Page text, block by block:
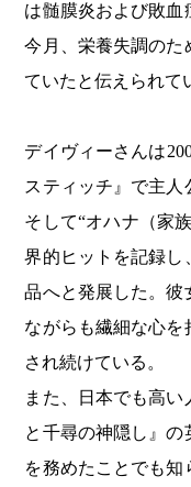
は髄膜炎および敗血
今月、栄養失調のた
ていたと伝えられて
デイヴィーさんは
スティッチ』で主人
そして“オハナ（家
界的ヒットを記録し
品へと発展した。彼
ながらも繊細な心を
され続けている。
また、日本でも高
と千尋の神隠し』
を務めたことでも